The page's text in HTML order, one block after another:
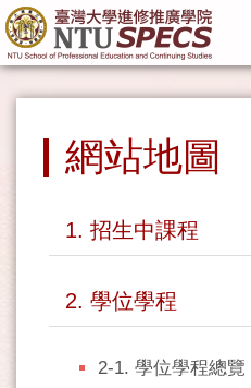
網站地圖
1. 招生中課程
2. 學位學程
2-1. 學位學程總覽